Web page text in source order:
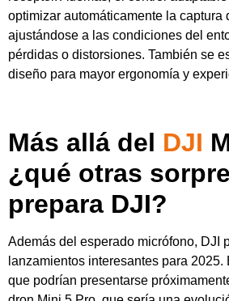
optimizar automáticamente la captura
ajustándose a las condiciones del
pérdidas o distorsiones. También se
diseño para mayor ergonomía y
Más allá del DJI
¿qué otras
prepara DJI?
Además del esperado micrófono, DJI
lanzamientos interesantes para 2025.
que podrían presentarse